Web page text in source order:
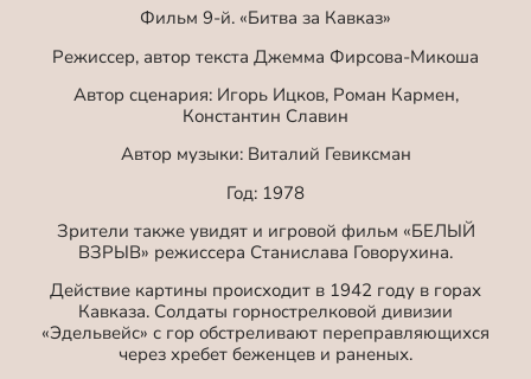
Фильм 9-й. «Битва за Кавказ»
Режиссер, автор текста Джемма Фирсова-Микоша
Автор сценария: Игорь Ицков, Роман Кармен,
Константин Славин
Автор музыки: Виталий Гевиксман
Год: 1978
Зрители также увидят и игровой фильм «БЕЛЫЙ
ВЗРЫВ» режиссера Станислава Говорухина.
Действие картины происходит в 1942 году в горах
Кавказа. Солдаты горнострелковой дивизии
«Эдельвейс» с гор обстреливают переправляющихся
через хребет беженцев и раненых.